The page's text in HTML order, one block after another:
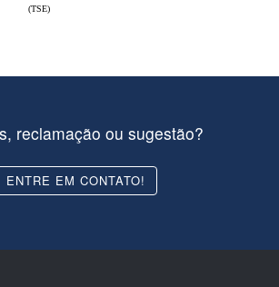
(TSE)
reclamação ou sugestão?
ENTRE EM CONTATO!